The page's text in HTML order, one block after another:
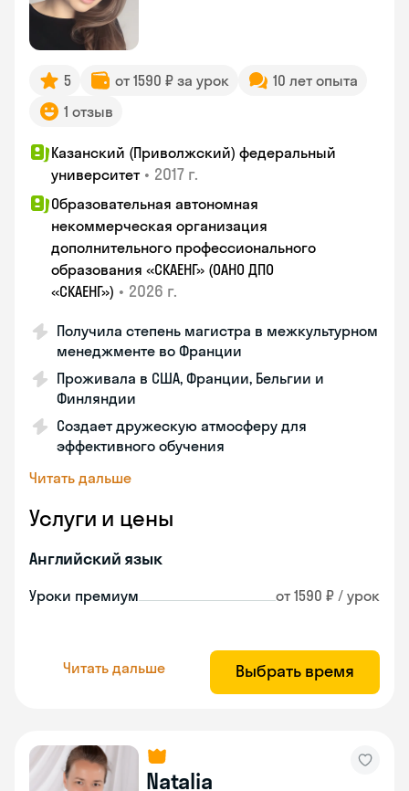
5 от 1590 ₽ за урок
10 лет опыта
1 отзыв
Казанский (Приволжский) федеральный
университет • 2017 г.
Образовательная автономная
некоммерческая организация
дополнительного профессионального
образования «СКАЕНГ» (ОАНО ДПО
«СКАЕНГ») • 2026 г.
Получила степень магистра в межкультурном
менеджменте во Франции
Проживала в США, Франции, Бельгии и
Финляндии
Создает дружескую атмосферу для
эффективного обучения
Читать дальше
Услуги и цены
Английский язык
Уроки премиум от 1590 ₽ / урок
Читать дальше Выбрать время
Natalia